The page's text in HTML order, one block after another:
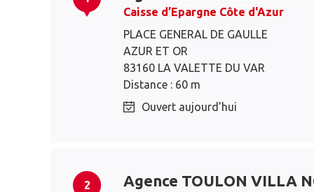
Caisse d’Epargne Côte d'Azur
PLACE GENERAL DE GAULLE
AZUR ET OR
83160 LA VALETTE DU VAR
Distance : 60 m
Ouvert aujourd’hui
2 Agence TOULON VILLA